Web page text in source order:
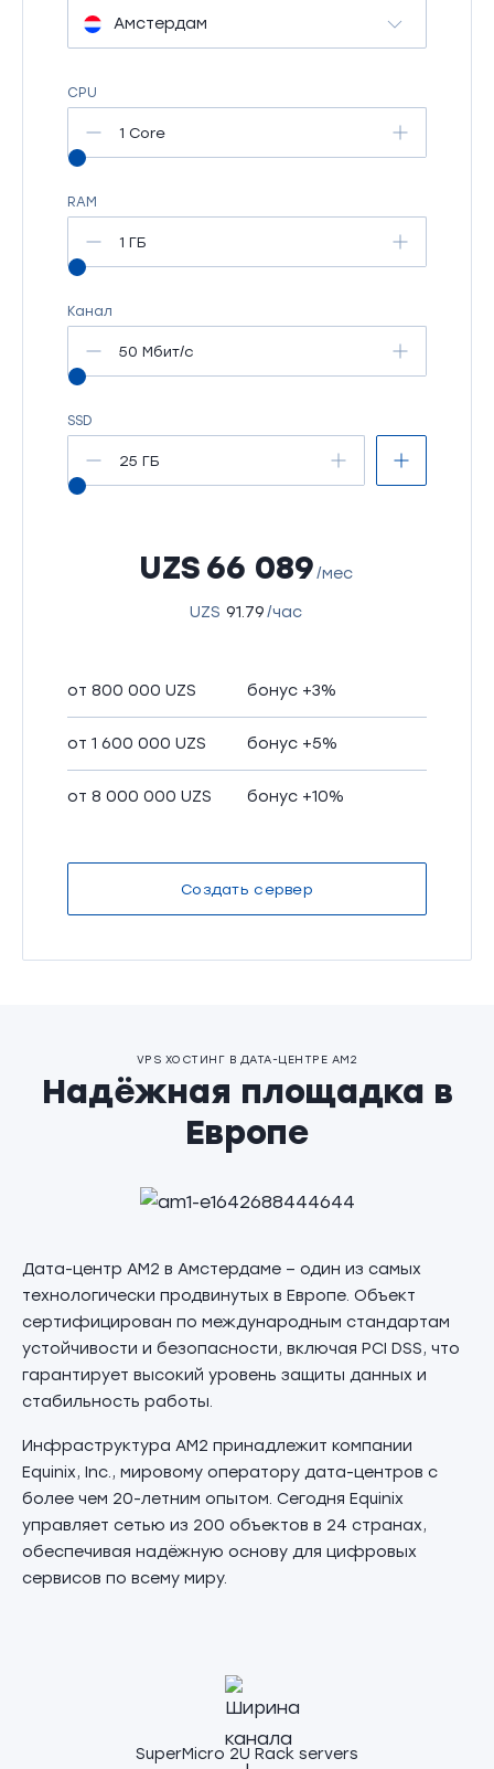
Амстердам
CPU
1 Core
RAM
1 ГБ
Канал
50 Мбит/c
SSD
25 ГБ
66 089
UZS /мес
91.79
UZS /час
от 800 000 UZS бонус +3%
от 1 600 000 UZS бонус +5%
от 8 000 000 UZS бонус +10%
Создать сервер
VPS ХОСТИНГ В ДАТА-ЦЕНТРЕ AM2
Надёжная площадка в
Европе
Дата-центр AM2 в Амстердаме – один из самых
технологически продвинутых в Европе. Объект
сертифицирован по международным стандартам
устойчивости и безопасности, включая PCI DSS, что
гарантирует высокий уровень защиты данных и
стабильность работы.
Инфраструктура AM2 принадлежит компании
Equinix, Inc., мировому оператору дата-центров с
более чем 20-летним опытом. Сегодня Equinix
управляет сетью из 200 объектов в 24 странах,
обеспечивая надёжную основу для цифровых
сервисов по всему миру.
SuperMicro 2U Rack servers